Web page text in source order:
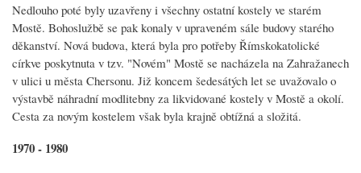
Nedlouho poté byly uzavřeny i všechny ostatní kostely ve starém
Mostě. Bohoslužbě se pak konaly v upraveném sále budovy starého
děkanství. Nová budova, která byla pro potřeby Římskokatolické
církve poskytnuta v tzv. "Novém" Mostě se nacházela na Zahražanech
v ulici u města Chersonu. Již koncem šedesátých let se uvažovalo o
výstavbě náhradní modlitebny za likvidované kostely v Mostě a okolí.
Cesta za novým kostelem však byla krajně obtížná a složitá.
1970 - 1980